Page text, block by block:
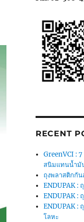
RECENT
GreenVCI :
สนิมแทนน้ำมั
ถุงพลาสติกกั
ENDUPAK :
ENDUPAK :
ENDUPAK :
โลหะ